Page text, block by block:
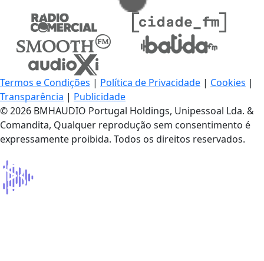
Termos e Condições | Política de Privacidade | Cookies |
Transparência | Publicidade
© 2026 BMHAUDIO Portugal Holdings, Unipessoal Lda. &
Comandita, Qualquer reprodução sem consentimento é
expressamente proibida. Todos os direitos reservados.